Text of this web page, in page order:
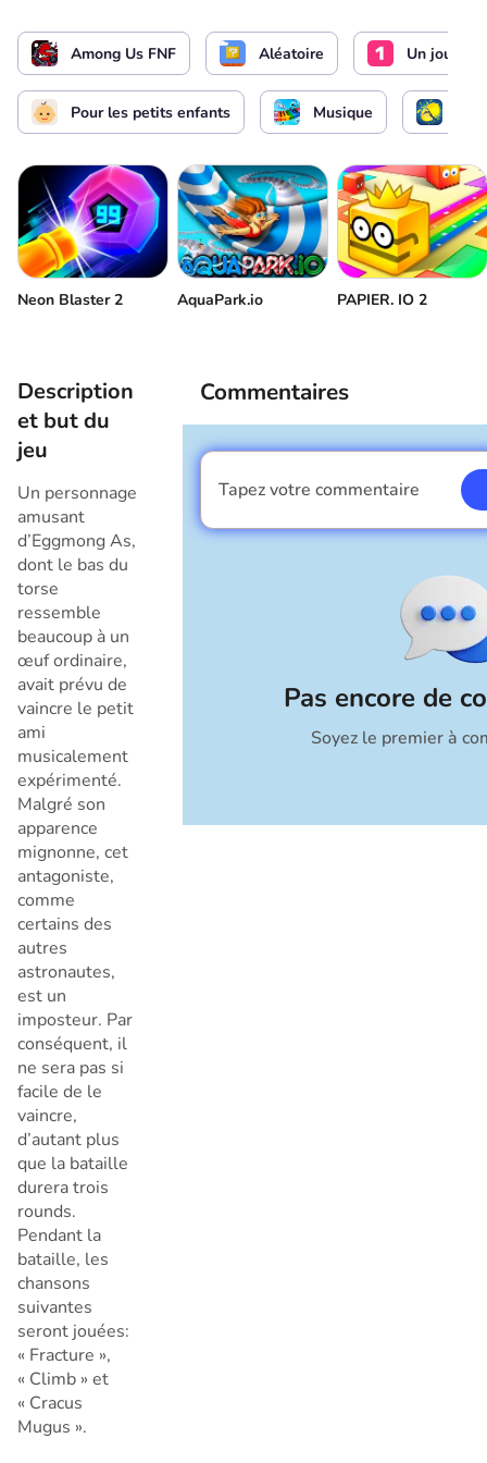
Commencer à chanter ou
Démarrer le jeu / Arrêter le jeu / Sélectionner le
niveau
Contrôle du volume Reviens
Among Us FNF Aléatoire Un joueur
Pour les petits enfants Musique
Neon Blaster 2 AquaPark.io PAPIER. IO 2
Description
et but du
jeu
Un personnage
amusant
d’Eggmong As,
dont le bas du
torse
ressemble
beaucoup à un
œuf ordinaire,
avait prévu de
vaincre le petit
ami
musicalement
expérimenté.
Malgré son
apparence
mignonne, cet
antagoniste,
comme
certains des
autres
astronautes,
est un
imposteur. Par
conséquent, il
ne sera pas si
facile de le
vaincre,
d’autant plus
que la bataille
durera trois
rounds.
Pendant la
bataille, les
chansons
suivantes
seront jouées:
« Fracture »,
« Climb » et
« Cracus
Mugus ».
Commentaires
Pas encore de
Soyez le premier à
Tapez votre commentaire
Je suis un garçon
Annuler